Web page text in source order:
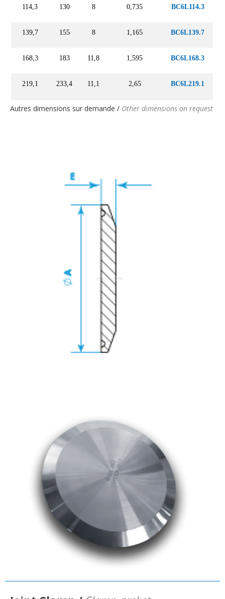
114,3 130 8 0,735 BC6L114.3
139,7 155 8 1,165 BC6L139.7
168,3 183 11,8 1,595 BC6L168.3
219,1 233,4 11,1 2,65 BC6L219.1
Autres dimensions sur demande / Other dimensions on request